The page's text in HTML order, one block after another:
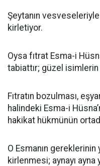
Şeytanın vesveseleriyle
kirletiyor.
Oysa fıtrat Esma-i
tabiattır; güzel isimlerin
Fıtratın bozulması,
halindeki Esma-i
hakikat hükmünün
O Esmanın gereklerinin
kirlenmesi; aynayı ayna